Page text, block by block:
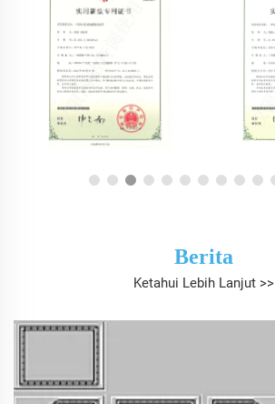
Berita
Ketahui Lebih Lanjut >>